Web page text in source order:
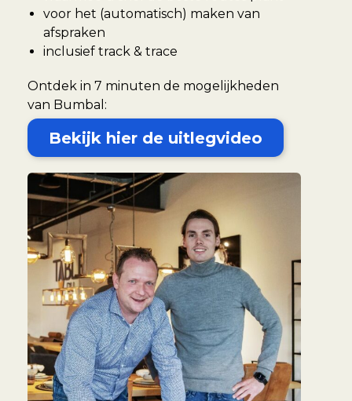
voor het (automatisch) maken van
afspraken
inclusief track & trace
Ontdek in 7 minuten de mogelijkheden
van Bumbal:
Bekijk hier de uitlegvideo